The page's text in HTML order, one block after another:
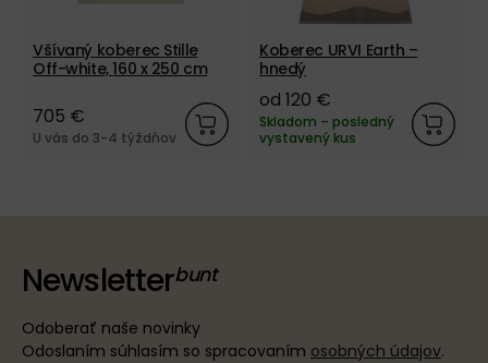
Všívaný koberec Stille
Off-white, 160 x 250 cm
705 €
U vás do 3-4 týždňov
Koberec URVI Earth –
hnedý
od 120 €
Skladom – posledný
vystavený kus
Newsletter
Odoberať naše novinky
Odoslaním súhlasím so spracovaním osobných údajov.